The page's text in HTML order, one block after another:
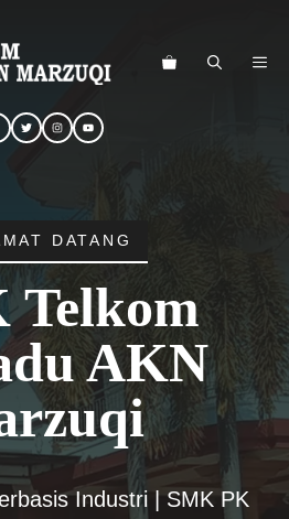
DATANG
Telkom
AKN
Industri | SMK PK